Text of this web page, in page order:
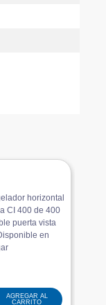
AGREGAR AL
CARRITO